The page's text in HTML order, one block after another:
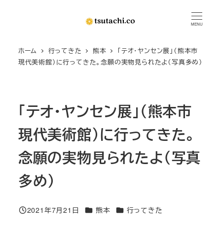
MENU
ホーム 行ってきた 熊本
「テオ・ヤンセン展」（熊本市
現代美術館）に行ってきた。念願の実物見られたよ（写真多め）
「テオ・ヤンセン展」（熊本市
現代美術館）に行ってきた。
念願の実物見られたよ（写真
多め）
投稿日
2021年7月21日 カテゴリー
熊本 カテゴリー
行ってきた